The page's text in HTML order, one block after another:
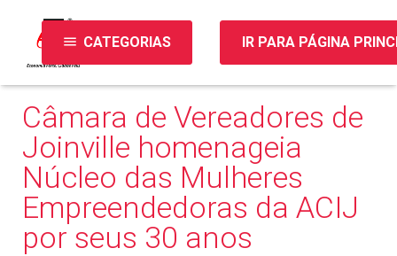
menu CATEGORIAS IR PARA PÁGINA
Câmara de Vereadores de
Joinville homenageia
Núcleo das Mulheres
Empreendedoras da ACIJ
por seus 30 anos